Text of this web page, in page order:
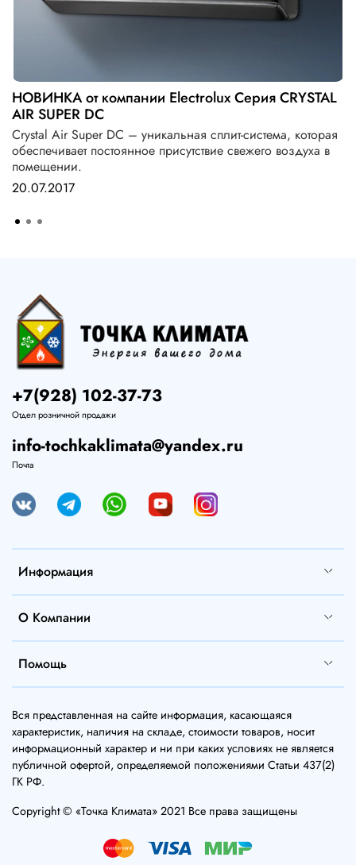
НОВИНКА от компании Electrolux Серия CRYSTAL
AIR SUPER DC
Crystal Air Super DC – уникальная сплит-система, которая
обеспечивает постоянное присутствие свежего воздуха в
помещении.
20.07.2017
Информация
О Компании
Помощь
+7(928) 102-37-73
Отдел розничной продажи
info-tochkaklimata@yandex.ru
Почта
Вся представленная на сайте информация, касающаяся
характеристик, наличия на складе, стоимости товаров, носит
информационный характер и ни при каких условиях не является
публичной офертой, определяемой положениями Статьи 437(2)
ГК РФ.
Copyright © «Точка Климата» 2021 Все права защищены